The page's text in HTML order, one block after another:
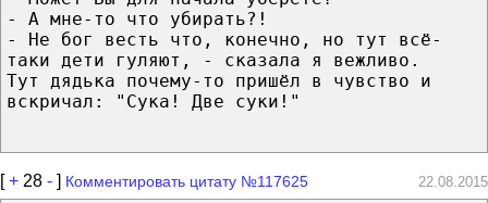
- А мне-то что убирать?!
- Не бог весть что, конечно, но тут всё-
таки дети гуляют, - сказала я вежливо.
Тут дядька почему-то пришёл в чувство и
вскричал: "Сука! Две суки!"
[+ 28 - ] Комментировать цитату №117625 22.08.2015